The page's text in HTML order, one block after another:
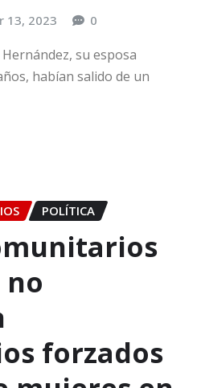
13, 2023 0
su esposa
habían salido de un
POLÍTICA
no
forzados